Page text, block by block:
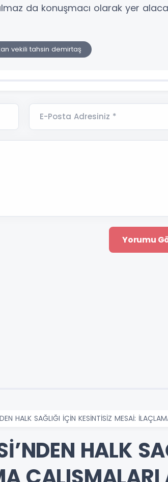
da konuşmacı olarak yer
vekili tahsin demirtaş
E-Posta Adresiniz *
HALK SAĞLIĞI İÇİN KESİNTİSİZ MESAİ:
HALK